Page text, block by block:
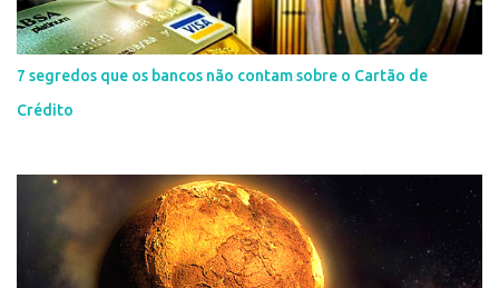
7 segredos que os bancos não contam sobre o Cartão de
Crédito